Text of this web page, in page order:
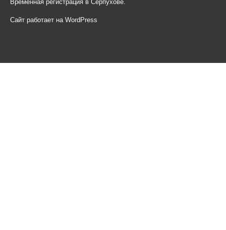
Временная регистрация в Серпухове.
Сайт работает на WordPress